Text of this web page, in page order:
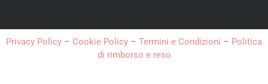
Privacy Policy – Cookie Policy – Termini e Condizioni – Politica
di rimborso e reso